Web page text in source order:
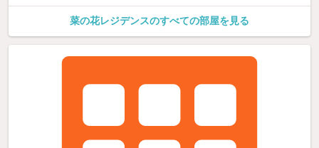
菜の花レジデンスのすべての部屋を見る